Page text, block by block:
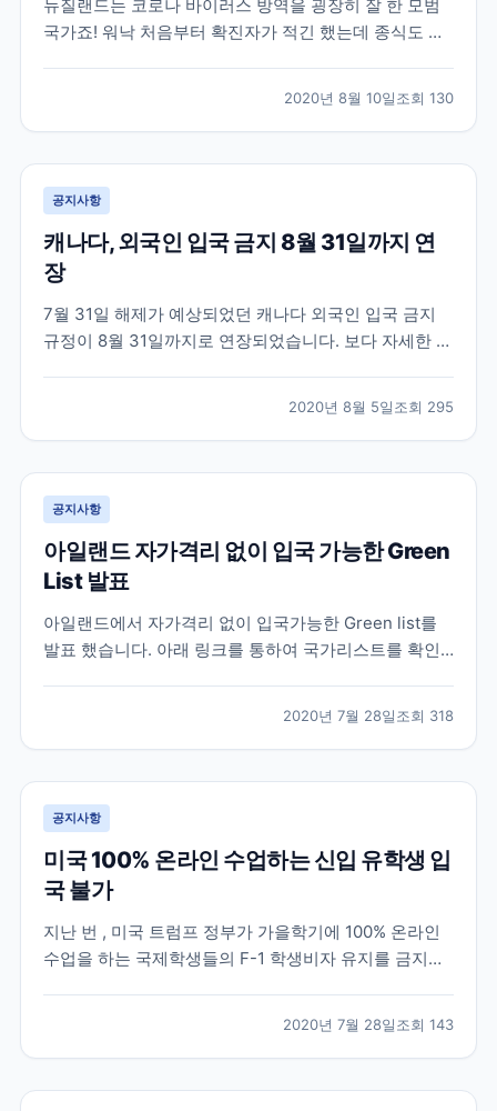
뉴질랜드는 코로나 바이러스 방역을 굉장히 잘 한 모범
국가죠! 워낙 처음부터 확진자가 적긴 했는데 종식도 선
네요 실제 뉴질랜드에 있는 학원들은 현지에 체류중인
학생들을 대상으로 수업을 진행하고 있습니다. 뉴스 링
크 걸...
2020년 8월 10일조회 130
공지사항
캐나다, 외국인 입국 금지 8월 31일까지 연
장
7월 31일 해제가 예상되었던 캐나다 외국인 입국 금지
규정이 8월 31일까지로 연장되었습니다. 보다 자세한 소
one-more-month-of-travel-restrictions-
0715202.html...
2020년 8월 5일조회 295
공지사항
아일랜드 자가격리 없이 입국 가능한 Green
List 발표
아일랜드에서 자가격리 없이 입국가능한 Green list를
발표 했습니다. 아래 링크를 통하여 국가리스트를 확인
2020년 7월 28일조회 318
공지사항
미국 100% 온라인 수업하는 신입 유학생 입
국 불가
지난 번 , 미국 트럼프 정부가 가을학기에 100% 온라인
수업을 하는 국제학생들의 F-1 학생비자 유지를 금지한
지라 등에 따르면 미국이 가을학기에 모든 강의를 온라
인으로만 진행하는 대학에 등록하려는 “ 신입 국...
2020년 7월 28일조회 143